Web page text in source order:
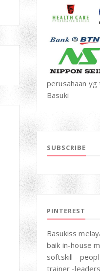
perusahaan yg
Basuki
SUBSCRIBE
PINTEREST
Basukiss
baik in-house
softskill -
trainer -